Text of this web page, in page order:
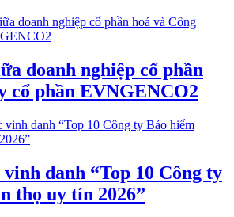
doanh nghiệp cổ phần
cổ phần EVNGENCO2
danh “Top 10 Công ty
thọ uy tín 2026”